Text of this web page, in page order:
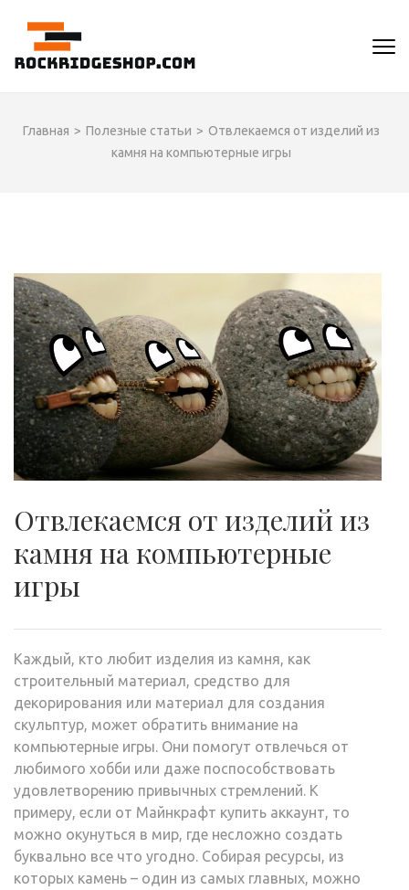
содержимому
Главная > Полезные статьи > Отвлекаемся от изделий из
камня на компьютерные игры
Отвлекаемся от изделий из
камня на компьютерные
игры
Каждый, кто любит изделия из камня, как
строительный материал, средство для
декорирования или материал для создания
скульптур, может обратить внимание на
компьютерные игры. Они помогут отвлечься от
любимого хобби или даже поспособствовать
удовлетворению привычных стремлений. К
примеру, если от Майнкрафт купить аккаунт, то
можно окунуться в мир, где несложно создать
буквально все что угодно. Собирая ресурсы, из
которых камень – один из самых главных, можно